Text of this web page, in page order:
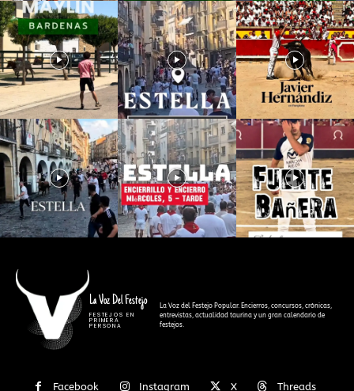
La Voz Del Festejo
FESTEJOS EN
PRIMERA
PERSONA
La Voz del Festejo Popular. Encierros, concursos, crónicas,
entrevistas, actualidad taurina y un gran calendario de
festejos.
Facebook Instagram X Threads